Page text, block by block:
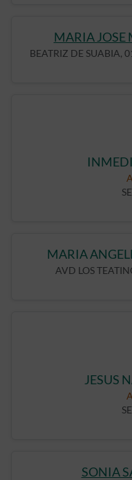
MARIA JOSE
BEATRIZ DE SUABIA,
MARIA
AVD LOS
JESUS
SONIA